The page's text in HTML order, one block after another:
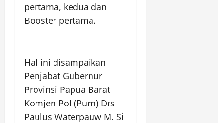
pertama, kedua dan
Booster pertama.
Hal ini disampaikan
Penjabat Gubernur
Provinsi Papua Barat
Komjen Pol (Purn) Drs
Paulus Waterpauw M. Si